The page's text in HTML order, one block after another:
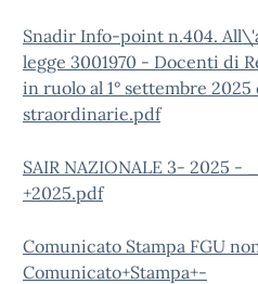
Snadir Info-point n.404.
legge 3001970 - Docenti di
in ruolo al 1° settembre
straordinarie.pdf
SAIR NAZIONALE 3- 2025 -
+2025.pdf
Comunicato Stampa FGU
Comunicato+Stampa+-